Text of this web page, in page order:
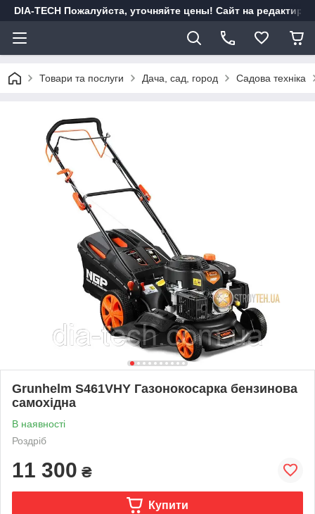
DIA-TECH Пожалуйста, уточняйте цены! Сайт на
Товари та послуги Дача, сад, город Садова техніка
Grunhelm S461VHY Газонокосарка бензинова
самохідна
В наявності
Роздріб
11 300 ₴
Купити